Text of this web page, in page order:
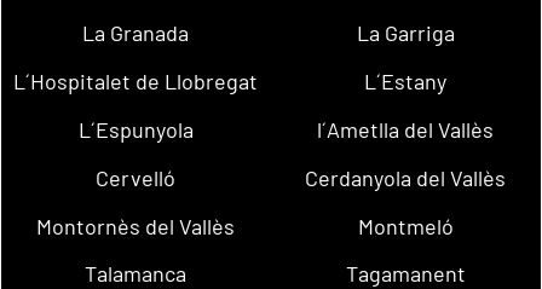
La Granada
La Garriga
L´Hospitalet de Llobregat
L´Estany
L´Espunyola
l´Ametlla del Vallès
Cervelló
Cerdanyola del Vallès
Montornès del Vallès
Montmeló
Talamanca
Tagamanent